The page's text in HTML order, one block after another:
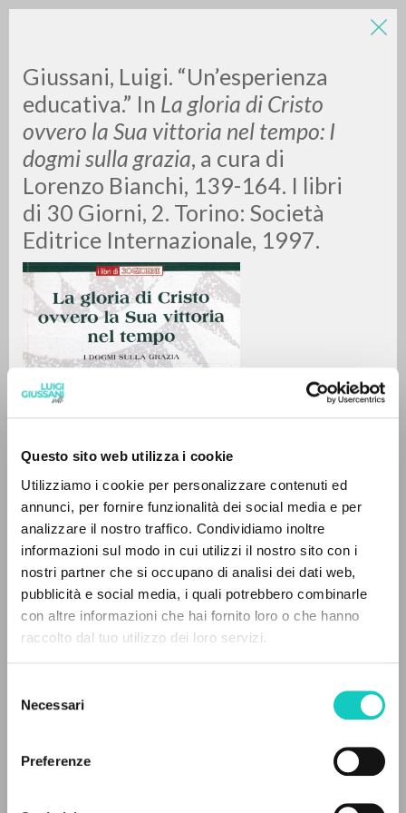
Questo sito web utilizza i cookie
Utilizziamo i cookie per personalizzare contenuti ed
annunci, per fornire funzionalità dei social media e per
analizzare il nostro traffico. Condividiamo inoltre
informazioni sul modo in cui utilizzi il nostro sito con i
nostri partner che si occupano di analisi dei dati web,
pubblicità e social media, i quali potrebbero combinarle
con altre informazioni che hai fornito loro o che hanno
raccolto dal tuo utilizzo dei loro servizi.
delNecessari
Preferenze
Giussani, Luigi. “Un’esperienza
educativa.” In La gloria di Cristo
ovvero la Sua vittoria nel tempo: I
dogmi sulla grazia, a cura di
Lorenzo Bianchi, 139-164. I libri
di 30 Giorni, 2. Torino: Società
Editrice Internazionale, 1997.
Bianchi Lorenzo
Curatore
Giussani Luigi
Autore
1997
0DOCUMENTI TROVATI
RISULTATI SUCCESSIVI
IL PROGETTO
Il portale raccoglie e rende accessibili gli scritti
di Luigi Giussani: quasi 5000 voci bibliografiche,
testi integrali in 5 lingue e percorsi tematici
dedicati.